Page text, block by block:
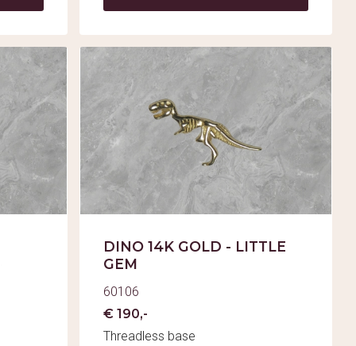
DINO 14K GOLD - LITTLE
GEM
60106
€ 190,-
Threadless base